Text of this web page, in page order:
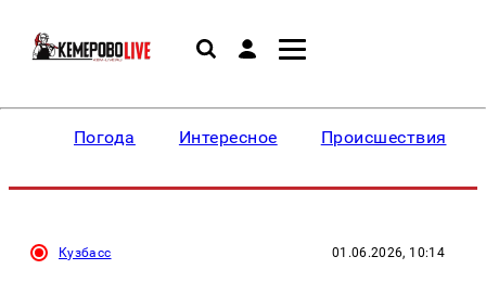
Погода Интересное Происшествия
Кузбасс 01.06.2026, 10:14